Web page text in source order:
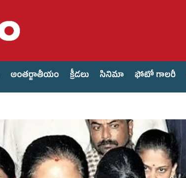
అంతర్జాతీయం క్రీడలు సినిమా ఫోటో గాలరీ